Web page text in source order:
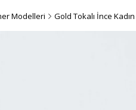
Modelleri Gold Tokalı İnce